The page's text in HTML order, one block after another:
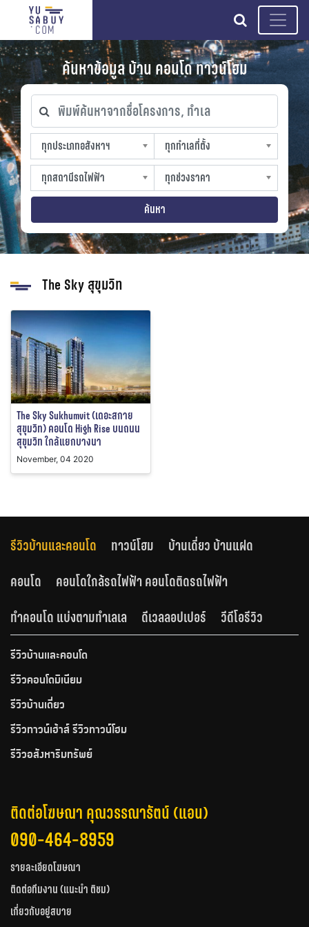
search
ค้นหาข้อมูล บ้าน คอนโด ทาวน์โฮม
พิมพ์ค้นหาจากชื่อโครงการ, ทำเล
ทุกประเภทอสังหาฯ
ทุกประเภทอสังหาฯ
sproperty
ทุกทำเลที่ตั้ง
ทุกทำเลที่ตั้ง
slocation
ทุกสถานีรถไฟฟ้า
ทุกสถานีรถไฟฟ้า
strain-station
ทุกช่วงราคา
ทุกช่วงราคา
sprice
ค้นหา
The Sky สุขุมวิท
The Sky Sukhumvit (เดอะสกาย
สุขุมวิท) คอนโด High Rise บนถนน
สุขุมวิท ใกล้แยกบางนา
November, 04 2020
รีวิวบ้านและคอนโด ทาวน์โฮม
บ้านเดี่ยว บ้านแฝด
คอนโด
คอนโดใกล้รถไฟฟ้า คอนโดติดรถไฟฟ้า
ทำคอนโด แบ่งตามทำเลเล
ดีเวลลอปเปอร์ วีดีโอรีวิว
รีวิวบ้านและคอนโด
รีวิวคอนโดมิเนียม
รีวิวบ้านเดี่ยว
รีวิวทาวน์เฮ้าส์ รีวิวทาวน์โฮม
รีวิวอสังหาริมทรัพย์
ติดต่อโฆษณา คุณวรรณารัตน์ (แอน)
090-464-8959
รายละเอียดโฆษณา
ติดต่อทีมงาน (แนะนำ ติชม)
เกี่ยวกับอยู่สบาย